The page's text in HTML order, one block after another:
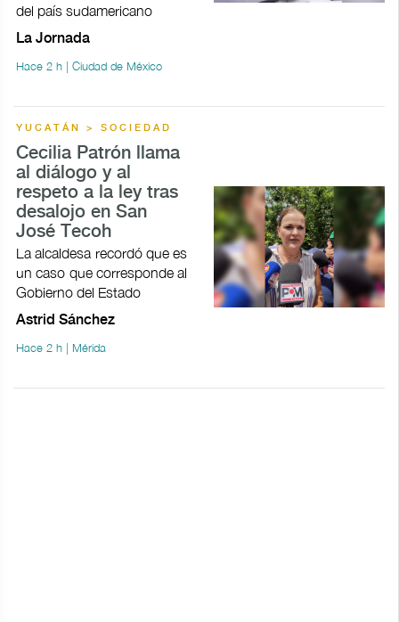
del país sudamericano
La Jornada
Hace 2 h | Ciudad de México
YUCATÁN > SOCIEDAD
Cecilia Patrón llama
al diálogo y al
respeto a la ley tras
desalojo en San
José Tecoh
La alcaldesa recordó que es
un caso que corresponde al
Gobierno del Estado
Astrid Sánchez
Hace 2 h | Mérida